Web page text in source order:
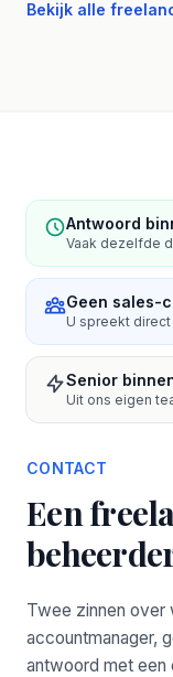
Bekijk alle
Antwoord
Vaak dezelfde
Geen sales-
U spreekt
Senior
Uit ons eigen
CONTACT
Een
Twee zinnen over
accountmanager,
antwoord met een